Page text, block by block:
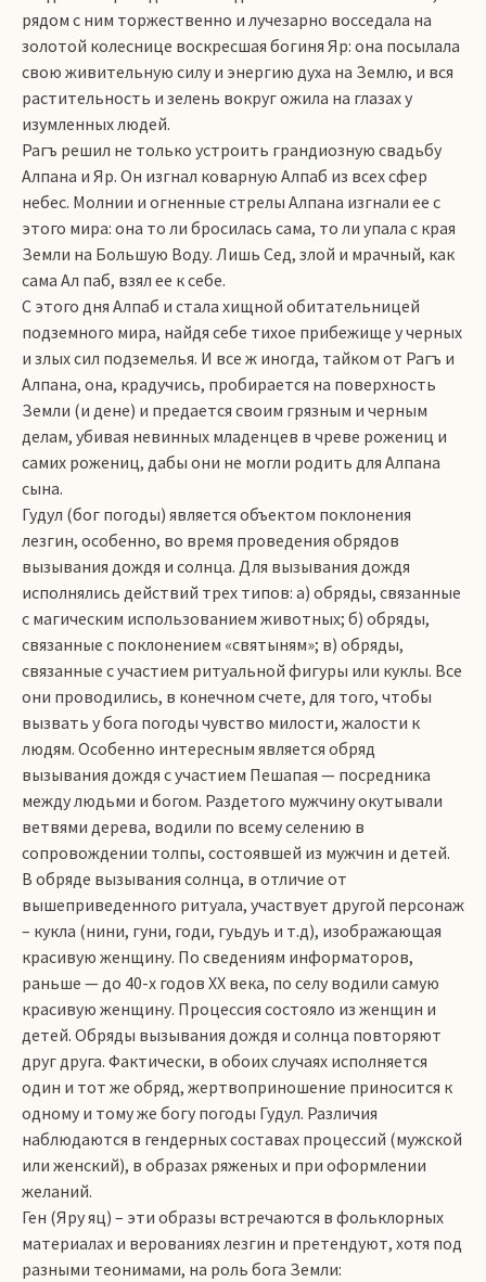
рядом с ним торжественно и лучезарно восседала на
золотой колеснице воскресшая богиня Яр: она посылала
свою живительную силу и энергию духа на Землю, и вся
растительность и зелень вокруг ожила на глазах у
изумленных людей.
Рагъ решил не только устроить грандиозную свадьбу
Алпана и Яр. Он изгнал коварную Алпаб из всех сфер
небес. Молнии и огненные стрелы Алпана изгнали ее с
этого мира: она то ли бросилась сама, то ли упала с края
Земли на Большую Воду. Лишь Сед, злой и мрачный, как
сама Ал паб, взял ее к себе.
С этого дня Алпаб и стала хищной обитательницей
подземного мира, найдя себе тихое прибежище у черных
и злых сил подземелья. И все ж иногда, тайком от Рагъ и
Алпана, она, крадучись, пробирается на поверхность
Земли (и дене) и предается своим грязным и черным
делам, убивая невинных младенцев в чреве рожениц и
самих рожениц, дабы они не могли родить для Алпана
сына.
Гудул (бог погоды) является объектом поклонения
лезгин, особенно, во время проведения обрядов
вызывания дождя и солнца. Для вызывания дождя
исполнялись действий трех типов: а) обряды, связанные
с магическим использованием животных; б) обряды,
связанные с поклонением «святыням»; в) обряды,
связанные с участием ритуальной фигуры или куклы. Все
они проводились, в конечном счете, для того, чтобы
вызвать у бога погоды чувство милости, жалости к
людям. Особенно интересным является обряд
вызывания дождя с участием Пешапая — посредника
между людьми и богом. Раздетого мужчину окутывали
ветвями дерева, водили по всему селению в
сопровождении толпы, состоявшей из мужчин и детей.
В обряде вызывания солнца, в отличие от
вышеприведенного ритуала, участвует другой персонаж
– кукла (нини, гуни, годи, гуьдуь и т.д), изображающая
красивую женщину. По сведениям информаторов,
раньше — до 40-х годов XX века, по селу водили самую
красивую женщину. Процессия состояло из женщин и
детей. Обряды вызывания дождя и солнца повторяют
друг друга. Фактически, в обоих случаях исполняется
один и тот же обряд, жертвоприношение приносится к
одному и тому же богу погоды Гудул. Различия
наблюдаются в гендерных составах процессий (мужской
или женский), в образах ряженых и при оформлении
желаний.
Ген (Яру яц) – эти образы встречаются в фольклорных
материалах и верованиях лезгин и претендуют, хотя под
разными теонимами, на роль бога Земли: